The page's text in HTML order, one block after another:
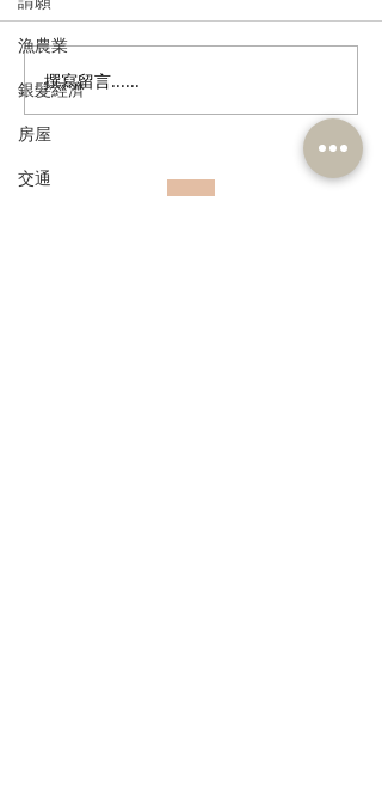
漁農業
銀髮經濟
房屋
交通
民建聯熱烈回應習近平主
席建黨105周年重要講話精
撰寫留言......